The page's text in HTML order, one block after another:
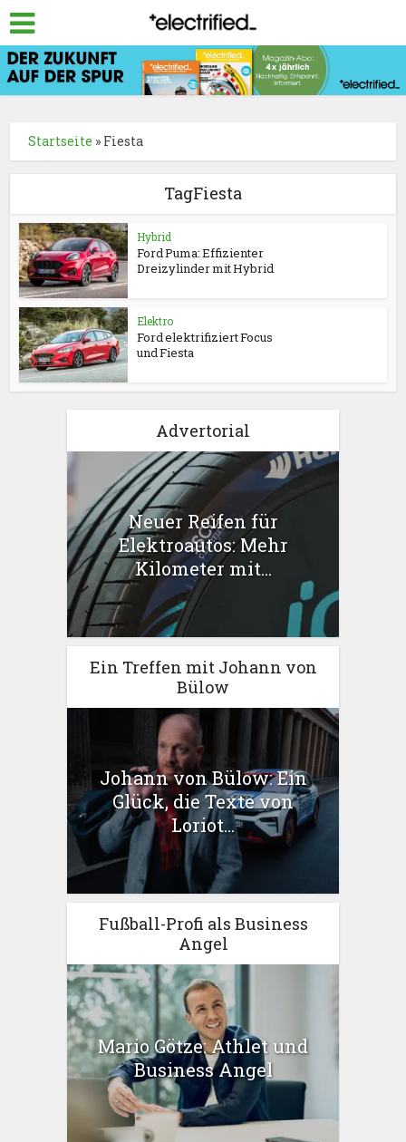
Startseite » Fiesta
TagFiesta
Hybrid
Ford Puma: Effizienter
Dreizylinder mit Hybrid
Elektro
Ford elektrifiziert Focus
und Fiesta
Advertorial
Neuer Reifen für
Elektroautos: Mehr
Kilometer mit...
Ein Treffen mit Johann von
Bülow
Johann von Bülow: Ein
Glück, die Texte von
Loriot...
Fußball-Profi als Business
Angel
Mario Götze: Athlet und
Business Angel